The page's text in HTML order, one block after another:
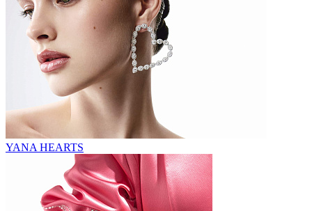
YANA HEARTS